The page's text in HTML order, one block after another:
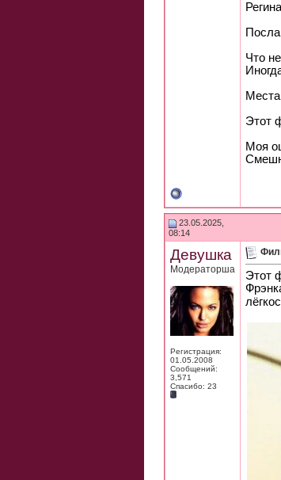
Что
Этот
Моя
23.05.2025,
08:14
Девушка
Модераторша
Регистрация:
01.05.2008
Сообщений:
3,571
Спасибо: 23
Этот